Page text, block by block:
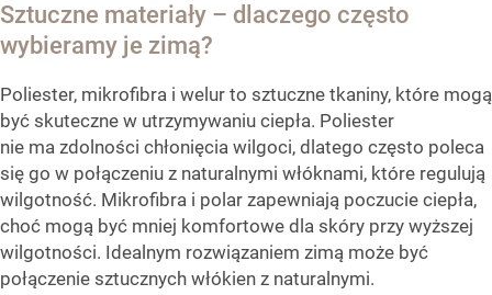
Sztuczne materiały – dlaczego często
wybieramy je zimą?
Poliester, mikrofibra i welur to sztuczne tkaniny, które mogą
być skuteczne w utrzymywaniu ciepła. Poliester
nie ma zdolności chłonięcia wilgoci, dlatego często poleca
się go w połączeniu z naturalnymi włóknami, które regulują
wilgotność. Mikrofibra i polar zapewniają poczucie ciepła,
choć mogą być mniej komfortowe dla skóry przy wyższej
wilgotności. Idealnym rozwiązaniem zimą może być
połączenie sztucznych włókien z naturalnymi.